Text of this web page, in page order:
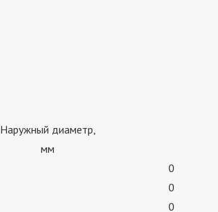
Наружный диаметр,
мм
0
0
0